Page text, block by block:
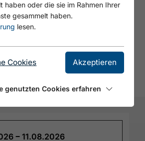
planbar sein. Wir bieten
und raschen
mit optionaler
(Europäische
haben oder die sie im Rahmen Ihrer
gesammelt haben.
lesen.
Cookies Akzeptieren
genutzten Cookies erfahren